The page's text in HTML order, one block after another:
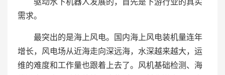
需求。
最突出的是海上风电。国内海上风电装机量连年
增长，风电场从近海走向深远海，水深越来越大，运
维的难度和工作量也跟着上去了。风机基础检测、海